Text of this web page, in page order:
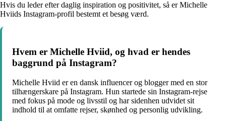
Hvis du leder efter daglig inspiration og positivitet, så er Michelle
Hviids Instagram-profil bestemt et besøg værd.
Hvem er Michelle Hviid, og hvad er hendes
baggrund på Instagram?
Michelle Hviid er en dansk influencer og blogger med en stor
tilhængerskare på Instagram. Hun startede sin Instagram-rejse
med fokus på mode og livsstil og har sidenhen udvidet sit
indhold til at omfatte rejser, skønhed og personlig udvikling.